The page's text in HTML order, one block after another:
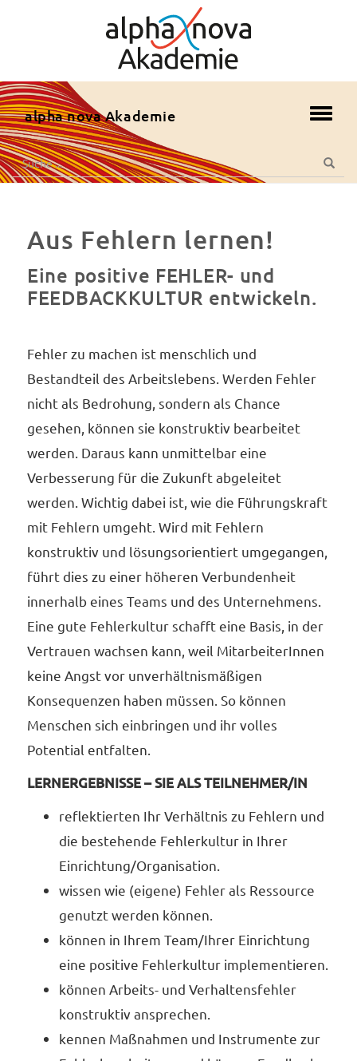
zur
Fusszeile
zur
Suche
alpha nova Akademie
Suche
nach:
Aus Fehlern lernen!
Eine positive FEHLER- und
FEEDBACKKULTUR entwickeln.
Fehler zu machen ist menschlich und
Bestandteil des Arbeitslebens. Werden Fehler
nicht als Bedrohung, sondern als Chance
gesehen, können sie konstruktiv bearbeitet
werden. Daraus kann unmittelbar eine
Verbesserung für die Zukunft abgeleitet
werden. Wichtig dabei ist, wie die Führungskraft
mit Fehlern umgeht. Wird mit Fehlern
konstruktiv und lösungsorientiert umgegangen,
führt dies zu einer höheren Verbundenheit
innerhalb eines Teams und des Unternehmens.
Eine gute Fehlerkultur schafft eine Basis, in der
Vertrauen wachsen kann, weil MitarbeiterInnen
keine Angst vor unverhältnismäßigen
Konsequenzen haben müssen. So können
Menschen sich einbringen und ihr volles
Potential entfalten.
LERNERGEBNISSE – SIE ALS TEILNEHMER/IN
reflektierten Ihr Verhältnis zu Fehlern und
die bestehende Fehlerkultur in Ihrer
Einrichtung/Organisation.
wissen wie (eigene) Fehler als Ressource
genutzt werden können.
können in Ihrem Team/Ihrer Einrichtung
eine positive Fehlerkultur implementieren.
können Arbeits- und Verhaltensfehler
konstruktiv ansprechen.
kennen Maßnahmen und Instrumente zur